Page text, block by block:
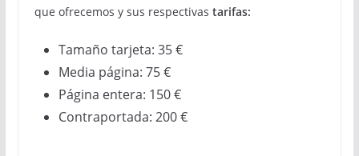
que ofrecemos y sus respectivas tarifas:
Tamaño tarjeta: 35 €
Media página: 75 €
Página entera: 150 €
Contraportada: 200 €